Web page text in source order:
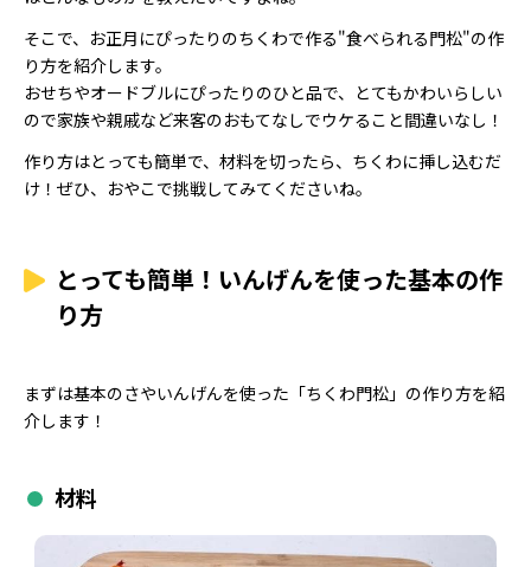
そこで、お正月にぴったりのちくわで作る"食べられる門松"の作
り方を紹介します。
おせちやオードブルにぴったりのひと品で、とてもかわいらしい
ので家族や親戚など来客のおもてなしでウケること間違いなし！
作り方はとっても簡単で、材料を切ったら、ちくわに挿し込むだ
け！ぜひ、おやこで挑戦してみてくださいね。
とっても簡単！いんげんを使った基本の作
り方
まずは基本のさやいんげんを使った「ちくわ門松」の作り方を紹
介します！
材料